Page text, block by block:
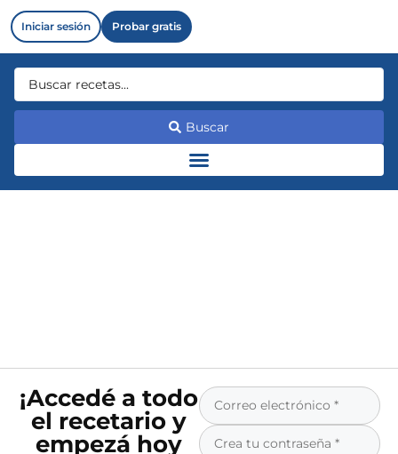
Iniciar sesión Probar gratis
Buscar
¡Accedé a todo
el recetario y
empezá hoy